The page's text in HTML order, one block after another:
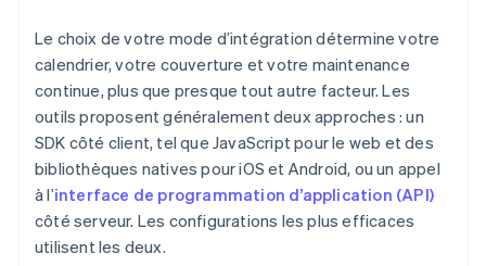
Le choix de votre mode d’intégration détermine votre
calendrier, votre couverture et votre maintenance
continue, plus que presque tout autre facteur. Les
outils proposent généralement deux approches : un
SDK côté client, tel que JavaScript pour le web et des
bibliothèques natives pour iOS et Android, ou un appel
à l’interface de programmation d’application (API)
côté serveur. Les configurations les plus efficaces
utilisent les deux.